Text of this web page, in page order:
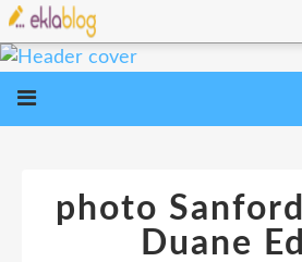
photo
Duane